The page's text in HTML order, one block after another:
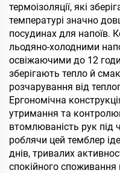
логотипом
термоізоляції, які
температурі значно
посудинах для напоїв.
льодяно-холодними
освіжаючими до 12
зберігають тепло й
розчарування від
Ергономічна
утримання та
втомлюваність рук під
роблячи цей темблер
днів, тривалих
спокійного